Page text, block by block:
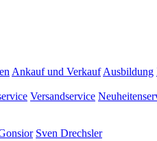
Ankauf und Verkauf Ausbildung
Versandservice
Sven Drechsler